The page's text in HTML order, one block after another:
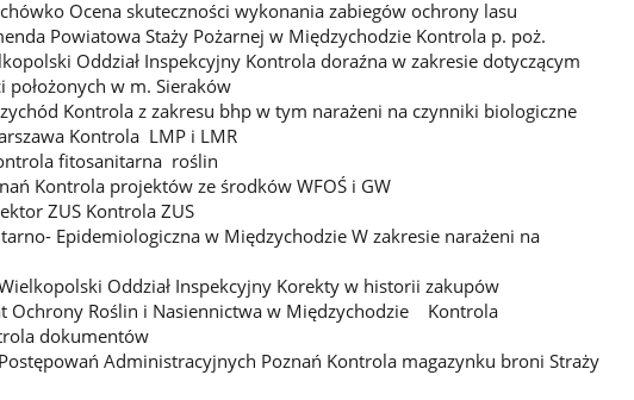
Ocena skuteczności wykonania zabiegów ochrony lasu
Powiatowa Staży Pożarnej w Międzychodzie Kontrola p. poż.
Oddział Inspekcyjny Kontrola doraźna w zakresie dotyczącym
w m. Sieraków
Kontrola z zakresu bhp w tym narażeni na czynniki biologiczne
Kontrola LMP i LMR
fitosanitarna roślin
Kontrola projektów ze środków WFOŚ i GW
ZUS Kontrola ZUS
Epidemiologiczna w Międzychodzie W zakresie narażeni na
Oddział Inspekcyjny Korekty w historii zakupów
Ochrony Roślin i Nasiennictwa w Międzychodzie Kontrola
dokumentów
Administracyjnych Poznań Kontrola magazynku broni Straży